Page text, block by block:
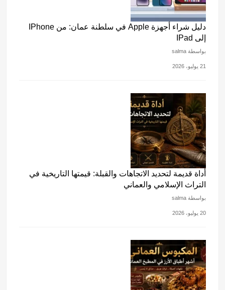
دليل شراء أجهزة Apple في سلطنة عمان: من IPhone
إلى IPad
بواسطة salma
21 يوليو، 2026
أداة قديمة لتحديد الاتجاهات والقبلة: قيمتها التاريخية في
التراث الإسلامي والعماني
بواسطة salma
20 يوليو، 2026